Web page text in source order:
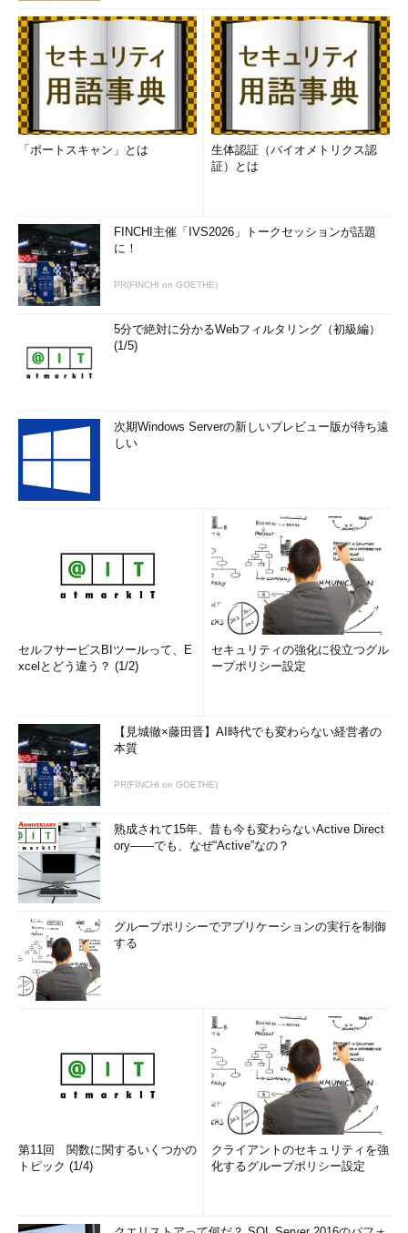
「ポートスキャン」とは
生体認証（バイオメトリクス認
証）とは
FINCHI主催「IVS2026」トークセッションが話題
に！
PR(FINCHI on GOETHE)
5分で絶対に分かるWebフィルタリング（初級編）
(1/5)
次期Windows Serverの新しいプレビュー版が待ち遠
しい
セルフサービスBIツールって、E
xcelとどう違う？ (1/2)
セキュリティの強化に役立つグル
ープポリシー設定
【見城徹×藤田晋】AI時代でも変わらない経営者の
本質
PR(FINCHI on GOETHE)
熟成されて15年、昔も今も変わらないActive Direct
ory――でも、なぜ“Active”なの？
グループポリシーでアプリケーションの実行を制御
する
第11回 関数に関するいくつかの
トピック (1/4)
クライアントのセキュリティを強
化するグループポリシー設定